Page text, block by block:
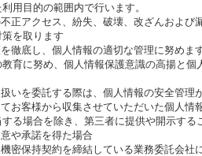
用目的の範囲内で行います。
正アクセス、紛失、破壊、改ざんおよび
を取ります
徹底し、個人情報の適切な管理に努めます
育に努め、個人情報保護意識の高揚と
いを委託する際は、個人情報の安全管理
お客様から収集させていただいた個人情報
る場合を除き、第三者に提供や開示する
や承諾を得た場合
保持契約を締結している業務委託会社